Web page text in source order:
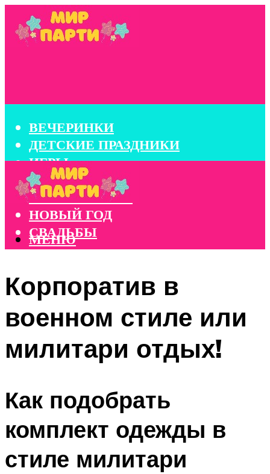
ВЕЧЕРИНКИ
ДЕТСКИЕ ПРАЗДНИКИ
ИГРЫ
КОНКУРСЫ
КОРПОРАТИВЫ
НОВЫЙ ГОД
СВАДЬБЫ
МЕНЮ
Корпоратив в
военном стиле или
милитари отдых!
Как подобрать
комплект одежды в
стиле милитари